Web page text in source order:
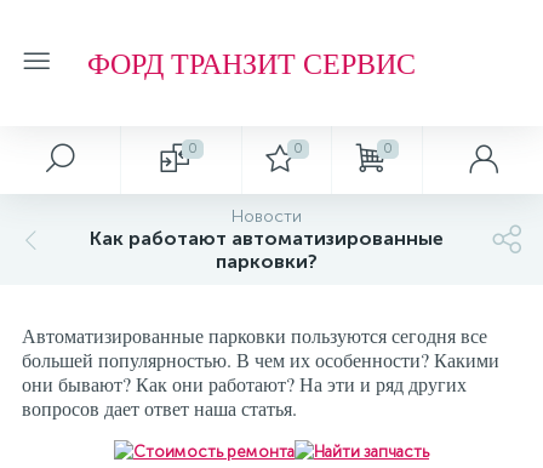
ФОРД ТРАНЗИТ СЕРВИС
0 0 0
Новости
Как работают автоматизированные
парковки?
Автоматизированные парковки пользуются сегодня все
большей популярностью. В чем их особенности? Какими
они бывают? Как они работают? На эти и ряд других
вопросов дает ответ наша статья.